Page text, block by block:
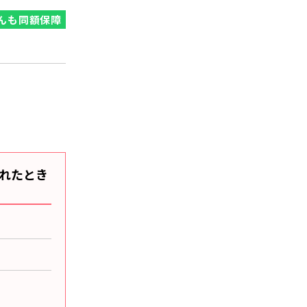
も同額保障
たとき